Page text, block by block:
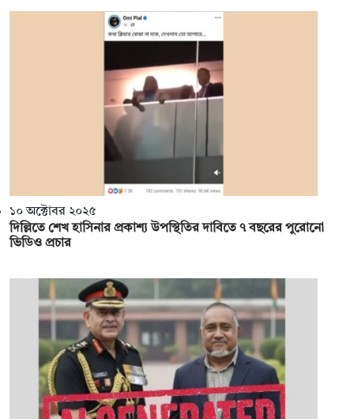
১০ অক্টোবর ২০২৫
দিল্লিতে শেখ হাসিনার প্রকাশ্য উপস্থিতির দাবিতে ৭ বছরের পুরোনো
ভিডিও প্রচার